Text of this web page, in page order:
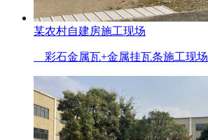
某农村自建房施工现场
彩石金属瓦+金属挂瓦条施工现场